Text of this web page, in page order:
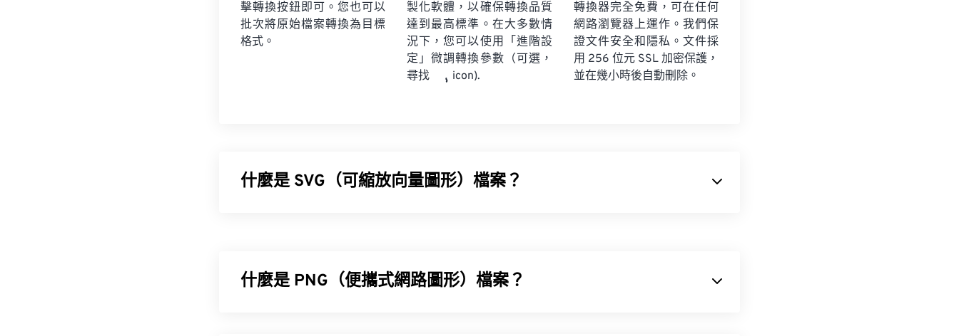
擊轉換按鈕即可。您也可以
批次將原始檔案轉換為目標
格式。
製化軟體，以確保轉換品質
達到最高標準。在大多數情
況下，您可以使用「進階設
定」微調轉換參數（可選，
尋找
icon).
轉換器完全免費，可在任何
網路瀏覽器上運作。我們保
證文件安全和隱私。文件採
用 256 位元 SSL 加密保護，
並在幾小時後自動刪除。
什麼是 SVG（可縮放向量圖形）檔案？
什麼是 PNG（便攜式網路圖形）檔案？